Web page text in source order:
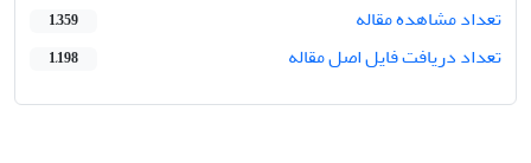
تعداد مشاهده مقاله
1,359
تعداد دریافت فایل اصل مقاله 1,198